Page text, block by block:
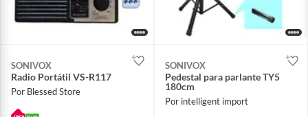
SONIVOX
Radio Portátil VS-R117
Por Blessed Store
SONIVOX
Pedestal para parlante TY5
180cm
Por intelligent import